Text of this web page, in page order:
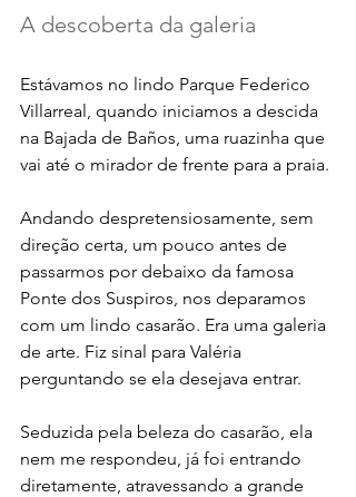
A descoberta da galeria
Estávamos no lindo Parque Federico
Villarreal, quando iniciamos a descida
na Bajada de Baños, uma ruazinha que
vai até o mirador de frente para a praia.
Andando despretensiosamente, sem
direção certa, um pouco antes de
passarmos por debaixo da famosa
Ponte dos Suspiros, nos deparamos
com um lindo casarão. Era uma galeria
de arte. Fiz sinal para Valéria
perguntando se ela desejava entrar.
Seduzida pela beleza do casarão, ela
nem me respondeu, já foi entrando
diretamente, atravessando a grande